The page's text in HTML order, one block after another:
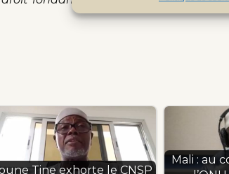
Tine exhorte le CNSP
Mali : au